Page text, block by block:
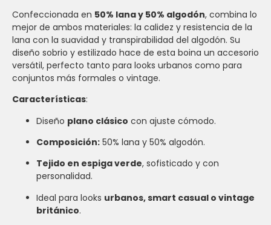
Confeccionada en 50% lana y 50% algodón, combina lo
mejor de ambos materiales: la calidez y resistencia de la
lana con la suavidad y transpirabilidad del algodón. Su
diseño sobrio y estilizado hace de esta boina un accesorio
versátil, perfecto tanto para looks urbanos como para
conjuntos más formales o vintage.
Características:
Diseño plano clásico con ajuste cómodo.
Composición: 50% lana y 50% algodón.
Tejido en espiga verde, sofisticado y con
personalidad.
Ideal para looks urbanos, smart casual o vintage
británico.